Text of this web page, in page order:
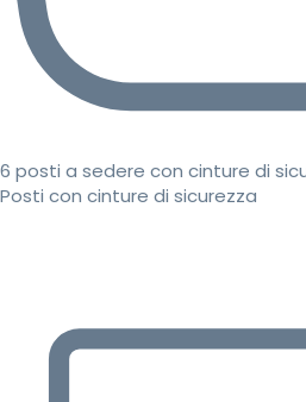
6 posti a sedere con cinture di
Posti con cinture di sicurezza